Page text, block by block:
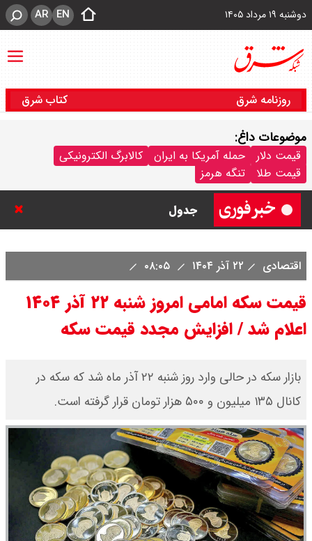
دوشنبه ۱۹ مرداد ۱۴۰۵ EN
AR
روزنامه شرق کتاب شرق
موضوعات داغ:
قیمت دلار حمله آمریکا به ایران
کالابرگ الکترونیکی
قیمت طلا
تنگه هرمز
قیمت خودروهای سایپا امروز دوشنبه
جدول
۲۰۷ چند ؟ + جدول
قیمت بیت کوین ،تتر و اتریوم امروز
دوشنبه ۱۹ مرداد ۱۴۰۵ / قیمت تتر چند
؟ + جدول
مرداد ۱۴۰۵ / قیمت دلار چند؟ + جدول
قیمت سکه پارسیان امروز دوشنبه ۱۹
مرداد ۱۴۰۵ / سکه پارسیان ۱۰۰ سوتی
اقتصادی ۲۲ آذر ۱۴۰۴
قیمت سکه امامی امروز شنبه ۲۲ آذر ۱۴۰۴
اعلام شد / افزایش مجدد قیمت سکه
بازار سکه در حالی وارد روز شنبه ۲۲ آذر ماه شد که سکه در
کانال ۱۳۵ میلیون و ۵۰۰ هزار تومان قرار گرفته است.